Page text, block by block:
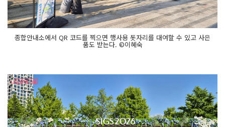
종합안내소에서 QR 코드를 찍으면 행사용 돗자리를 대여할 수 있고 사은
품도 받는다. ©이혜숙